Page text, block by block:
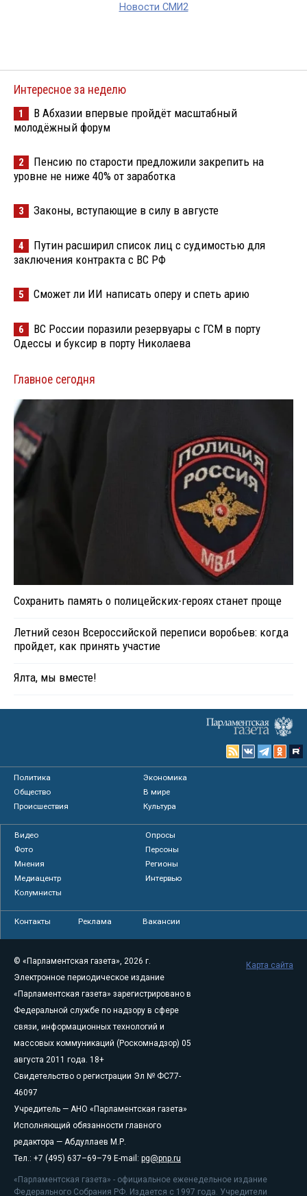
Новости СМИ2
Интересное за неделю
1
В Абхазии впервые пройдёт масштабный
молодёжный форум
2
Пенсию по старости предложили закрепить на
уровне не ниже 40% от заработка
3 Законы, вступающие в силу в августе
4
Путин расширил список лиц с судимостью для
заключения контракта с ВС РФ
5 Сможет ли ИИ написать оперу и спеть арию
6
ВС России поразили резервуары с ГСМ в порту
Одессы и буксир в порту Николаева
Главное сегодня
Сохранить память о полицейских-героях станет проще
Летний сезон Всероссийской переписи воробьев: когда
пройдет, как принять участие
Ялта, мы вместе!
Политика
Экономика
Общество
В мире
Происшествия
Культура
Видео
Опросы
Фото
Персоны
Мнения
Регионы
Медиацентр
Интервью
Колумнисты
Контакты Реклама Вакансии
© «Парламентская газета», 2026 г.
Электронное периодическое издание
«Парламентская газета» зарегистрировано в
Федеральной службе по надзору в сфере
связи, информационных технологий и
массовых коммуникаций (Роскомнадзор) 05
августа 2011 года. 18+
Свидетельство о регистрации Эл № ФС77-
46097
Учредитель — АНО «Парламентская газета»
Исполняющий обязанности главного
редактора — Абдуллаев М.Р.
Тел.: +7 (495) 637–69–79 E-mail: pg@pnp.ru
«Парламентская газета» - официальное еженедельное издание
Федерального Собрания РФ. Издается с 1997 года. Учредители
Карта сайта